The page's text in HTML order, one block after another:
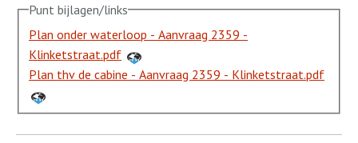
Punt bijlagen/links
Plan onder waterloop - Aanvraag 2359 -
Klinketstraat.pdf
Plan thv de cabine - Aanvraag 2359 - Klinketstraat.pdf